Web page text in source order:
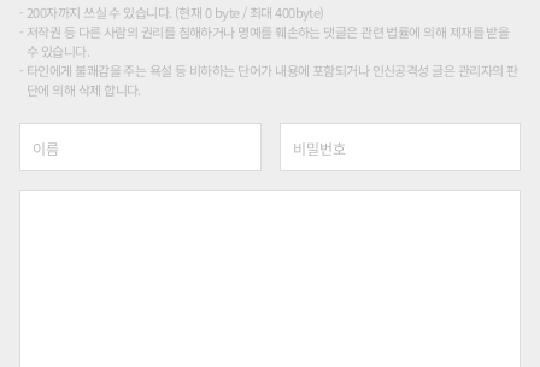
200자까지 쓰실 수 있습니다. (현재 0 byte / 최대 400byte)
저작권 등 다른 사람의 권리를 침해하거나 명예를 훼손하는 댓글은 관련 법률에 의해 제재를 받을
수 있습니다.
타인에게 불쾌감을 주는 욕설 등 비하하는 단어가 내용에 포함되거나 인신공격성 글은 관리자의 판
단에 의해 삭제 합니다.